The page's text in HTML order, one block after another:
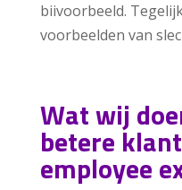
biivoorbeeld.
voorbeelden van
Wat wij
betere
employee